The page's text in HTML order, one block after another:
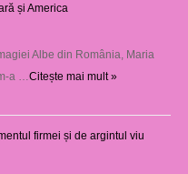
și America
Albe din România, Maria
a … Citește mai mult »
firmei și de argintul viu